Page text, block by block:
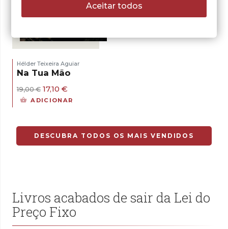
Hélder Teixeira Aguiar
Na Tua Mão
19,00€ O
preço
17,10 €
preço
ADICIONAR
DESCUBRA TODOS OS MAIS VENDIDOS
Livros acabados de sair da Lei do
Preço Fixo
Aceitar todos